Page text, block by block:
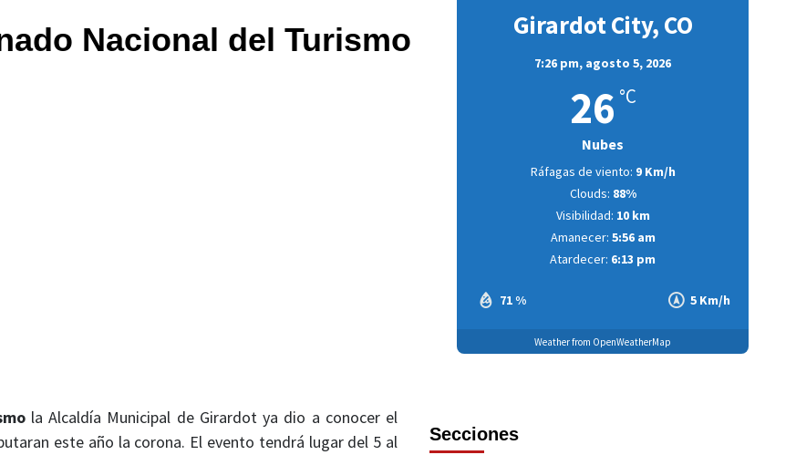
Nacional del Turismo
la Alcaldía Municipal de Girardot ya dio a conocer el
este año la corona. El evento tendrá lugar del 5 al
Girardot City, CO
7:26 pm, agosto 5, 2026
26 °C
Nubes
71 % 5 Km/h
Ráfagas de viento: 9 Km/h
Clouds: 88%
Visibilidad: 10 km
Amanecer: 5:56 am
Atardecer: 6:13 pm
Weather from OpenWeatherMap
Secciones